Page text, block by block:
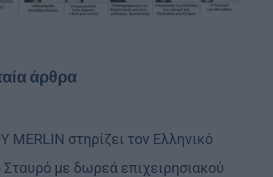
άρθρα
MERLIN στηρίζει τον Ελληνικό
με δωρεά επιχειρησιακού